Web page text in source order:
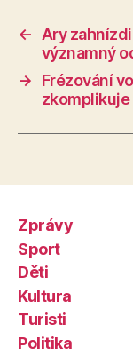
←
Ary
významný
→
Frézování
Zprávy
Sport
Děti
Kultura
Turisti
Politika